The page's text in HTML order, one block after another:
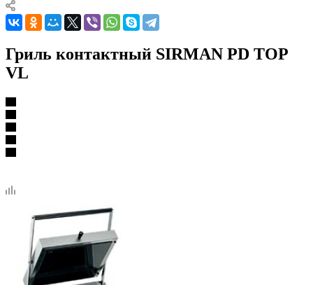
Гриль контактный SIRMAN PD TOP
VL